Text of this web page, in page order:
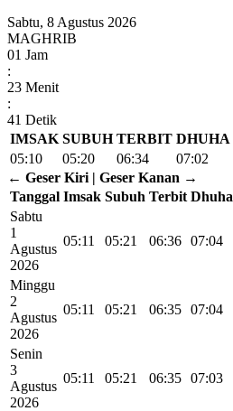
Sabtu, 8 Agustus 2026
MAGHRIB
01 Jam
:
23 Menit
:
40 Detik
IMSAK SUBUH TERBIT DHUHA
05:10
05:20 06:34 07:02
← Geser Kiri | Geser Kanan →
Tanggal Imsak Subuh Terbit Dhuha
Sabtu
1
Agustus
2026
05:11 05:21 06:36 07:04
Minggu
2
Agustus
2026
05:11 05:21 06:35 07:04
Senin
3
Agustus
2026
05:11 05:21 06:35 07:03